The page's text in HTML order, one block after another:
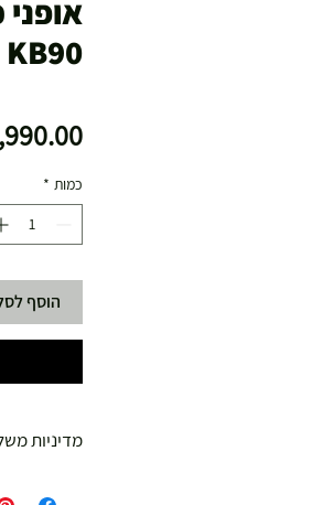
KB90 מבית מותג KETTLER
כמות *
הוסף
מדיניות